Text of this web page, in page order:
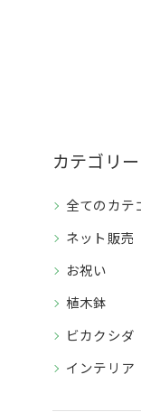
カテゴリー
全てのカテ
ネット販売
お祝い
植木鉢
ビカクシダ
インテリア